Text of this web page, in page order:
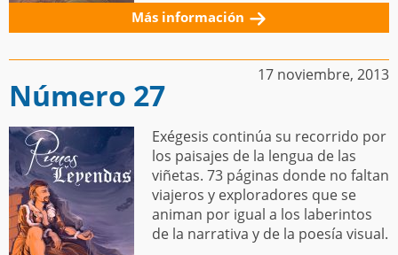
Más información
Número 27
17 noviembre, 2013
Exégesis continúa su recorrido por
los paisajes de la lengua de las
viñetas. 73 páginas donde no faltan
viajeros y exploradores que se
animan por igual a los laberintos
de la narrativa y de la poesía visual.